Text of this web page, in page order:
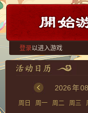
登录以进入游戏
2026年08
周日 周一 周二 周三